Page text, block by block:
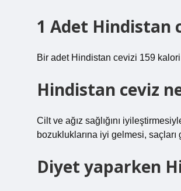
1 Adet Hindistan
Bir adet Hindistan cevizi 159
Hindistan ceviz
Cilt ve ağız sağlığını
bozukluklarına iyi gelmesi,
Diyet yaparken